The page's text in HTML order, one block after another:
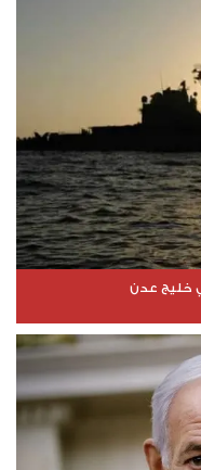
خليج عدن